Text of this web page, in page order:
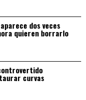
dos veces
quieren borrarlo
curvas